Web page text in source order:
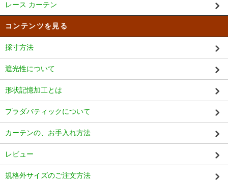
レース カーテン
コンテンツを見る
採寸方法
遮光性について
形状記憶加工とは
プラダバティックについて
カーテンの、お手入れ方法
レビュー
規格外サイズのご注文方法